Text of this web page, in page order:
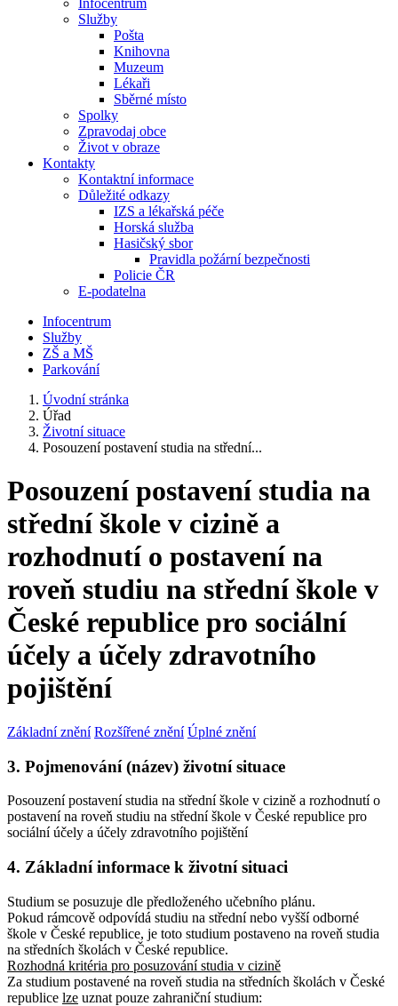
Infocentrum
Služby
Pošta
Knihovna
Muzeum
Lékaři
Sběrné místo
Spolky
Zpravodaj obce
Život v obraze
Kontakty
Kontaktní informace
Důležité odkazy
IZS a lékařská péče
Horská služba
Hasičský sbor
Pravidla požární bezpečnosti
Policie ČR
E-podatelna
Infocentrum
Služby
ZŠ a MŠ
Parkování
Úvodní stránka
Úřad
Životní situace
Posouzení postavení studia na střední...
Posouzení postavení studia na
střední škole v cizině a
rozhodnutí o postavení na
roveň studiu na střední škole v
České republice pro sociální
účely a účely zdravotního
pojištění
Základní znění Rozšířené znění Úplné znění
3. Pojmenování (název) životní situace
Posouzení postavení studia na střední škole v cizině a rozhodnutí o
postavení na roveň studiu na střední škole v České republice pro
sociální účely a účely zdravotního pojištění
4. Základní informace k životní situaci
Studium se posuzuje dle předloženého učebního plánu.
Pokud rámcově odpovídá studiu na střední nebo vyšší odborné
škole v České republice, je toto studium postaveno na roveň studia
na středních školách v České republice.
Rozhodná kritéria pro posuzování studia v cizině
Za studium postavené na roveň studia na středních školách v České
republice lze uznat pouze zahraniční studium: